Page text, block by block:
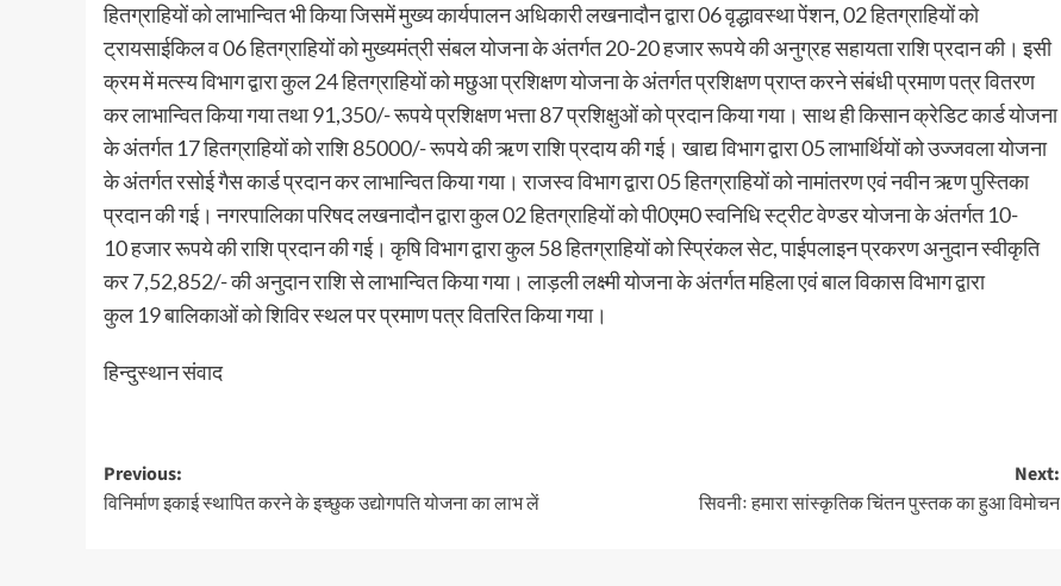
हितग्राहियों को लाभान्वित भी किया जिसमें मुख्य कार्यपालन अधिकारी लखनादौन द्वारा 06 वृद्धावस्था पेंशन, 02 हितग्राहियों को
ट्रायसाईकिल व 06 हितग्राहियों को मुख्यमंत्री संबल योजना के अंतर्गत 20-20 हजार रूपये की अनुग्रह सहायता राशि प्रदान की। इसी
क्रम में मत्स्य विभाग द्वारा कुल 24 हितग्राहियों को मछुआ प्रशिक्षण योजना के अंतर्गत प्रशिक्षण प्राप्त करने संबंधी प्रमाण पत्र वितरण
कर लाभान्वित किया गया तथा 91,350/- रूपये प्रशिक्षण भत्ता 87 प्रशिक्षुओं को प्रदान किया गया। साथ ही किसान क्रेडिट कार्ड योजना
के अंतर्गत 17 हितग्राहियों को राशि 85000/- रूपये की ऋण राशि प्रदाय की गई। खाद्य विभाग द्वारा 05 लाभार्थियों को उज्जवला योजना
के अंतर्गत रसोई गैस कार्ड प्रदान कर लाभान्वित किया गया। राजस्व विभाग द्वारा 05 हितग्राहियों को नामांतरण एवं नवीन ऋण पुस्तिका
प्रदान की गई। नगरपालिका परिषद लखनादौन द्वारा कुल 02 हितग्राहियों को पी0एम0 स्वनिधि स्ट्रीट वेण्डर योजना के अंतर्गत 10-
10 हजार रूपये की राशि प्रदान की गई। कृषि विभाग द्वारा कुल 58 हितग्राहियों को स्प्रिंकल सेट, पाईपलाइन प्रकरण अनुदान स्वीकृति
कर 7,52,852/- की अनुदान राशि से लाभान्वित किया गया। लाड़ली लक्ष्मी योजना के अंतर्गत महिला एवं बाल विकास विभाग द्वारा
कुल 19 बालिकाओं को शिविर स्थल पर प्रमाण पत्र वितरित किया गया।
हिन्दुस्थान संवाद
Post
navigation
Previous:
विनिर्माण इकाई स्थापित करने के इच्छुक उद्योगपति योजना का लाभ लें
Next:
सिवनीः हमारा सांस्कृतिक चिंतन पुस्तक का हुआ विमोचन